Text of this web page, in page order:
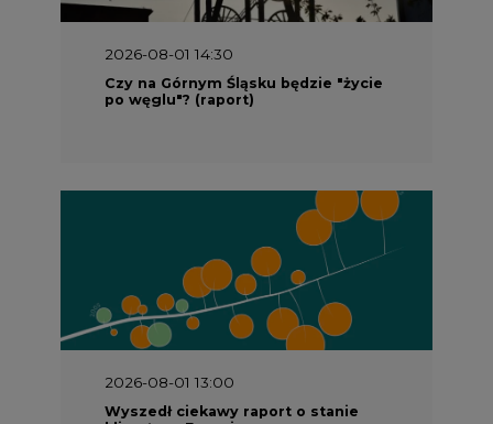
2026-08-01 14:30
Czy na Górnym Śląsku będzie "życie
po węglu"? (raport)
2026-08-01 13:00
Wyszedł ciekawy raport o stanie